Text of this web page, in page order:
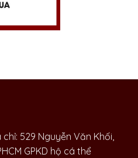
529 Nguyễn Văn Khối,
GPKD hộ cá thể